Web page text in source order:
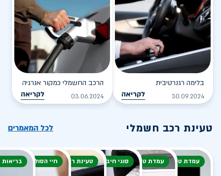
בלימה רגנרטיבית
30.09.2024 לקריאה
הרכב החשמלי כמקור אנרגיה
03.06.2024 לקריאה
טעינת רכב חשמלי לכל המאמרים
עמדת טעינה עמדת טעינה סוגי חיבור טעינת רכב חשמליחיי הסוללה